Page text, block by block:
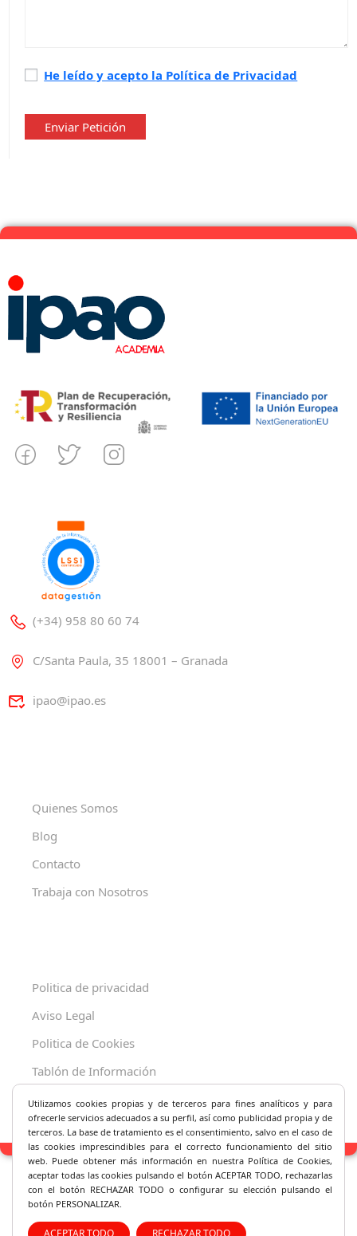
Política
privacidad*
He leído y acepto la Política de Privacidad
Enviar Petición
(+34) 958 80 60 74
C/Santa Paula, 35 18001 – Granada
ipao@ipao.es
Quienes Somos
Blog
Contacto
Trabaja con Nosotros
Politica de privacidad
Aviso Legal
Politica de Cookies
Tablón de Información
Decreto 625/2019
Utilizamos cookies propias y de terceros para fines analíticos y para
ofrecerle servicios adecuados a su perfil, así como publicidad propia y de
terceros. La base de tratamiento es el consentimiento, salvo en el caso de
las cookies imprescindibles para el correcto funcionamiento del sitio
web. Puede obtener más información en nuestra Política de Cookies,
aceptar todas las cookies pulsando el botón ACEPTAR TODO, rechazarlas
con el botón RECHAZAR TODO o configurar su elección pulsando el
botón PERSONALIZAR.
ACEPTAR TODO RECHAZAR TODO